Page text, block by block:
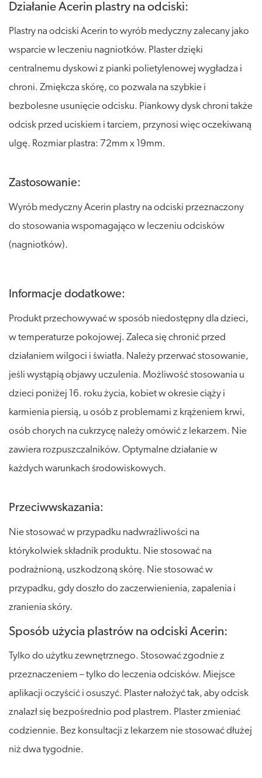
Działanie Acerin plastry na odciski:
Plastry na odciski Acerin to wyrób medyczny zalecany jako
wsparcie w leczeniu nagniotków. Plaster dzięki
centralnemu dyskowi z pianki polietylenowej wygładza i
chroni. Zmiękcza skórę, co pozwala na szybkie i
bezbolesne usunięcie odcisku. Piankowy dysk chroni także
odcisk przed uciskiem i tarciem, przynosi więc oczekiwaną
ulgę. Rozmiar plastra: 72mm x 19mm.
Zastosowanie:
Wyrób medyczny Acerin plastry na odciski przeznaczony
do stosowania wspomagająco w leczeniu odcisków
(nagniotków).
Informacje dodatkowe:
Produkt przechowywać w sposób niedostępny dla dzieci,
w temperaturze pokojowej. Zaleca się chronić przed
działaniem wilgoci i światła. Należy przerwać stosowanie,
jeśli wystąpią objawy uczulenia. Możliwość stosowania u
dzieci poniżej 16. roku życia, kobiet w okresie ciąży i
karmienia piersią, u osób z problemami z krążeniem krwi,
osób chorych na cukrzycę należy omówić z lekarzem. Nie
zawiera rozpuszczalników. Optymalne działanie w
każdych warunkach środowiskowych.
Przeciwwskazania:
Nie stosować w przypadku nadwrażliwości na
którykolwiek składnik produktu. Nie stosować na
podrażnioną, uszkodzoną skórę. Nie stosować w
przypadku, gdy doszło do zaczerwienienia, zapalenia i
zranienia skóry.
Sposób użycia plastrów na odciski Acerin:
Tylko do użytku zewnętrznego. Stosować zgodnie z
przeznaczeniem – tylko do leczenia odcisków. Miejsce
aplikacji oczyścić i osuszyć. Plaster nałożyć tak, aby odcisk
znalazł się bezpośrednio pod plastrem. Plaster zmieniać
codziennie. Bez konsultacji z lekarzem nie stosować dłużej
niż dwa tygodnie.